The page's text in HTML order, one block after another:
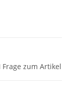
Frage zum Artikel